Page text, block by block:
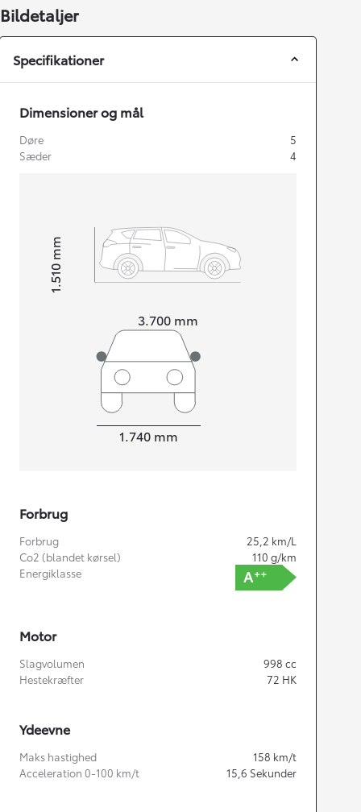
Bildetaljer
Specifikationer
Dimensioner og mål
Døre
5
Sæder
4
3.700 mm
Højt1.510
mm
1.740 mm
Forbrug
Forbrug 25,2 km/L
Co2 (blandet kørsel)
110 g/km
Energiklasse
Motor
Slagvolumen 998 cc
Hestekræfter
72 HK
Ydeevne
Maks hastighed 158 km/t
Acceleration 0-100 km/t
15,6 Sekunder